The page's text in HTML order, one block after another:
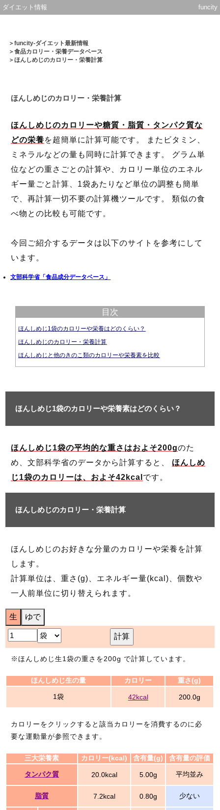
ダイエット情報 funcity
＞funcity-ダイエット最新情報
＞食品カロリー・栄養データベース
＞ほんしめじのカロリー・栄養計算
ほんしめじのカロリー・栄養計算
ほんしめじのカロリーや糖質・脂質・タンパク質な
どの栄養を超簡単に計算可能です。 またビタミン、
ミネラルなどの量も同時に計算できます。 グラム単
位などの重さごとの計算や、カロリー単位のエネル
ギー量ごと計算、1袋あたりなど単位の調整も簡単
で、再計算一切不要の計算機ツールです。 類似の食
べ物との比較も可能です。
今回ご紹介するデータは以下のサイトを参考にして
います。
文部科学省「食品成分データベース」
目次
ほんしめじ1袋のカロリーや栄養はどのくらい？
ほんしめじのカロリー・栄養計算
ほんしめじと他のきのこ類のカロリーや栄養素を比較
ほんしめじ1袋のカロリーや栄養素はどのくらい？
ほんしめじ1袋の平均的な重さはおよそ200gのた
め、文部科学省のデータから計算すると、 ほんしめ
じ1袋のカロリーは、およそ42kcal です。
ほんしめじのカロリー・栄養計算
ほんしめじのお好きな分量のカロリーや栄養を計算
します。
計算単位は、重さ(g)、エネルギー量(kcal)、個数や
一人前単位に切り替えられます。
生 ゆで
計算
※ほんしめじ生1袋の重さを200g で計算しています。
ほんしめじ生の量 カロリー 重さ(g)
1袋 42kcal 200.0g
カロリーをクリックすると該当カロリーを消費するのに必
要な運動量が参照できます。
三大栄養素 カロリー(kcal) 含有量(g) 含有量の評価
タンパク質 20.0kcal 5.00g 平均並み
脂質 7.2kcal 0.80g 少ない